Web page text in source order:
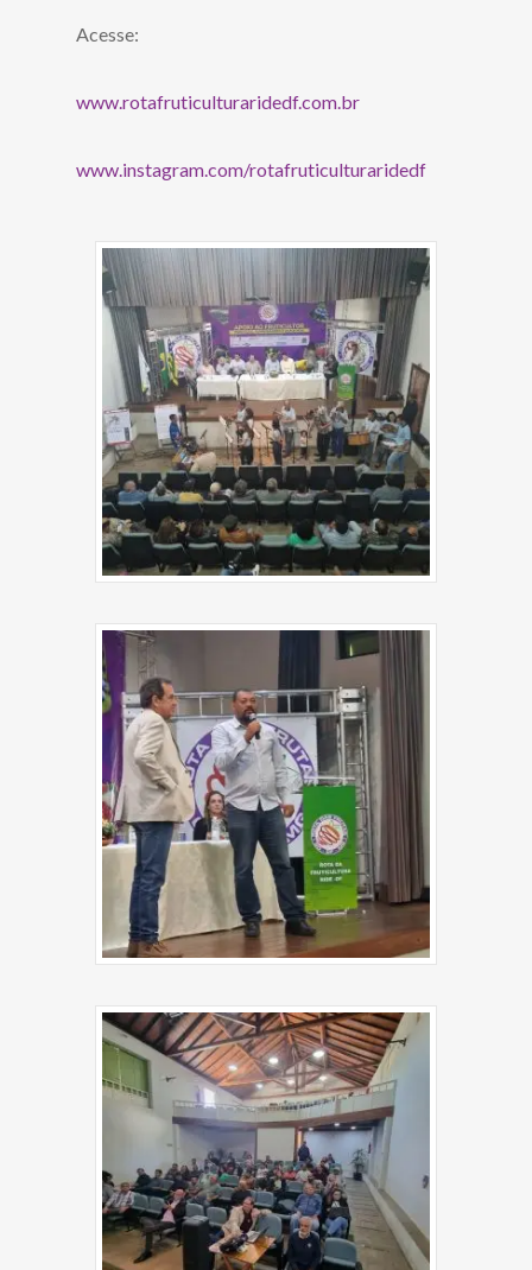
Acesse:
www.rotafruticulturaridedf.com.br
www.instagram.com/rotafruticulturaridedf